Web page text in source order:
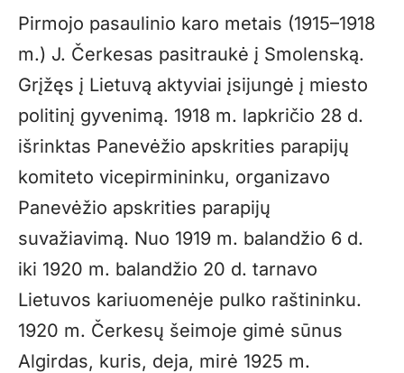
Pirmojo pasaulinio karo metais (1915–1918
m.) J. Čerkesas pasitraukė į Smolenską.
Grįžęs į Lietuvą aktyviai įsijungė į miesto
politinį gyvenimą. 1918 m. lapkričio 28 d.
išrinktas Panevėžio apskrities parapijų
komiteto vicepirmininku, organizavo
Panevėžio apskrities parapijų
suvažiavimą. Nuo 1919 m. balandžio 6 d.
iki 1920 m. balandžio 20 d. tarnavo
Lietuvos kariuomenėje pulko raštininku.
1920 m. Čerkesų šeimoje gimė sūnus
Algirdas, kuris, deja, mirė 1925 m.